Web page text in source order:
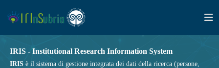
IRIS - Institutional Research Information System
IRIS è il sistema di gestione integrata dei dati della ricerca (persone,